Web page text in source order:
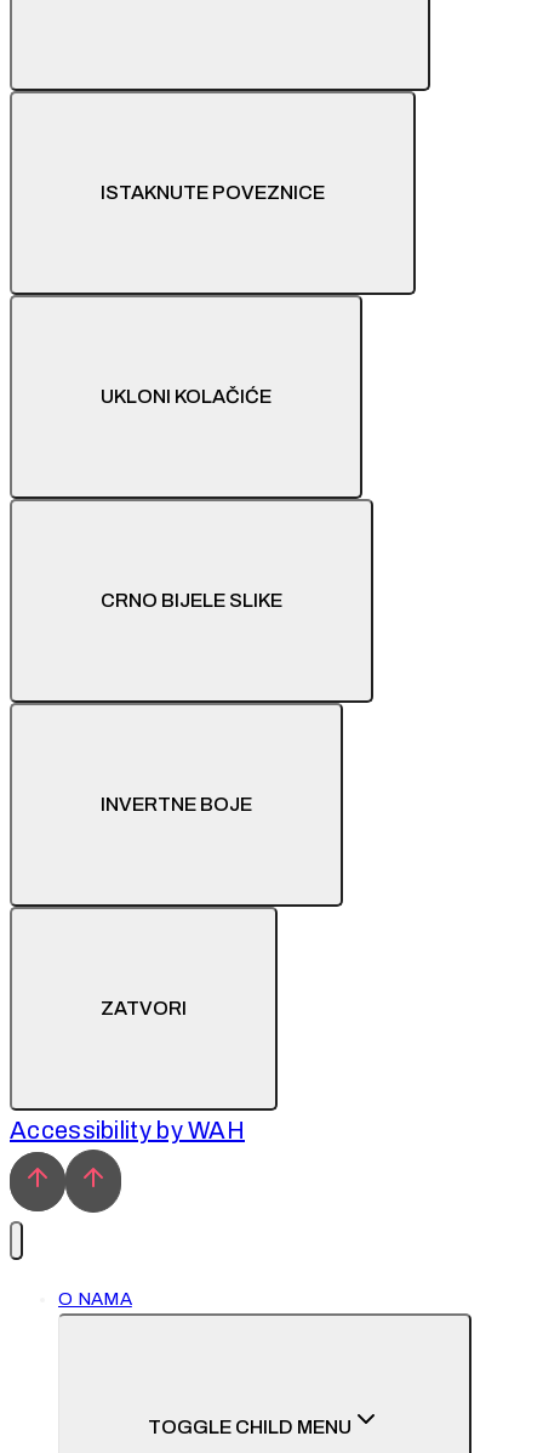
ISTAKNUTE POVEZNICE
UKLONI KOLAČIĆE
CRNO BIJELE SLIKE
INVERTNE BOJE
ZATVORI
Accessibility by WAH
O NAMA
TOGGLE CHILD MENU